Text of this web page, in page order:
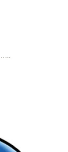
……